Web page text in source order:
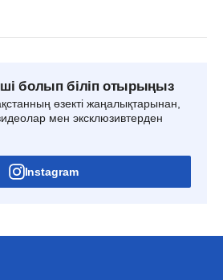
болып біліп отырыңыз
өзекті жаңалықтарынан,
мен эксклюзивтерден
Instagram